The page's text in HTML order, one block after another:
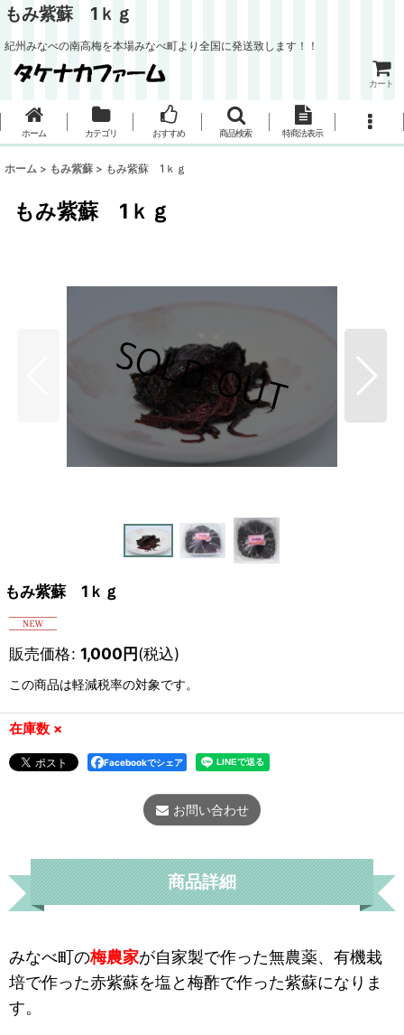
もみ紫蘇 1ｋｇ
紀州みなべの南高梅を本場みなべ町より全国に発送致します！！
カート
ホーム カテゴリ おすすめ 商品検索 特商法表示
ホーム > もみ紫蘇 > もみ紫蘇 1ｋｇ
もみ紫蘇 1ｋｇ
もみ紫蘇 1ｋｇ
販売価格: 1,000円(税込)
この商品は軽減税率の対象です。
在庫数 ×
Facebookでシェア
お問い合わせ
商品詳細
みなべ町の梅農家が自家製で作った無農薬、有機栽
培で作った赤紫蘇を塩と梅酢で作った紫蘇になりま
す。